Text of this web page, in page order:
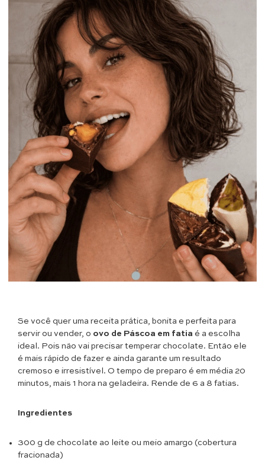
Se você quer uma receita prática, bonita e perfeita para
servir ou vender, o ovo de Páscoa em fatia é a escolha
ideal. Pois não vai precisar temperar chocolate. Então ele
é mais rápido de fazer e ainda garante um resultado
cremoso e irresistível. O tempo de preparo é em média 20
minutos, mais 1 hora na geladeira. Rende de 6 a 8 fatias.
Ingredientes
300 g de chocolate ao leite ou meio amargo (cobertura
fracionada)